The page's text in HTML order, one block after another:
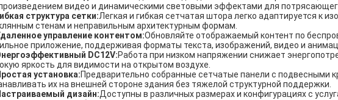
видео и динамическими световыми эффектами для
структура сетки:Легкая и гибкая сетчатая штора легко адаптируется к
стенам и неправильным архитектурным формам.
управление контентом:Обновляйте отображаемый контент по
приложение, поддерживая форматы текста, изображений, видео и
DC12V:Работа при низком напряжении снижает
яркость для видимости на открытом воздухе.
установка:Предварительно собранные сетчатые панели с подвесными
их на внешней стороне здания без тяжелой структурной поддержки.
дизайн:Доступны в различных размерах и конфигурациях с